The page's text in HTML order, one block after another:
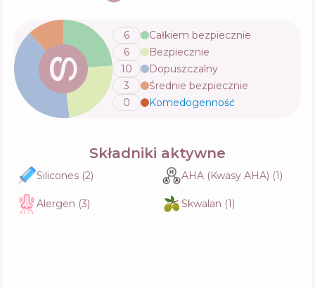
Tresemme Keratin Smooth Hair Mask
Skład
Aktywne
Funkcje
Dr. Sante Keratin Mask
Aktywne
Funkcje
6
Całkiem bezpiecznie
6
Bezpiecznie
10
Dopuszczalny
3
Średnie bezpiecznie
0
Komedogenność
Składniki aktywne
Silicones (2) AHA (Kwasy AHA) (1)
Alergen (3) Skwalan (1)